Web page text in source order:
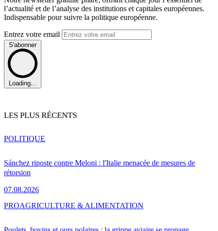
l’actualité et de l’analyse des institutions et capitales européennes.
Indispensable pour suivre la politique européenne.
Entrez votre email
S'abonner
Loading...
LES PLUS RÉCENTS
Sánchez riposte contre Meloni : l'Italie menacée de mesures de
rétorsion
07.08.2026
POLITIQUE
PROAGRICULTURE & ALIMENTATION